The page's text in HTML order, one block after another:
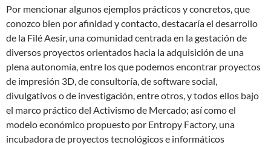
Por mencionar algunos ejemplos prácticos y concretos, que
conozco bien por afinidad y contacto, destacaría el desarrollo
de la Filé Aesir, una comunidad centrada en la gestación de
diversos proyectos orientados hacia la adquisición de una
plena autonomía, entre los que podemos encontrar proyectos
de impresión 3D, de consultoría, de software social,
divulgativos o de investigación, entre otros, y todos ellos bajo
el marco práctico del Activismo de Mercado; así como el
modelo económico propuesto por Entropy Factory, una
incubadora de proyectos tecnológicos e informáticos